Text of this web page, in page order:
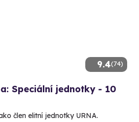
9.4(74)
Speciální jednotky - 10
člen elitní jednotky URNA.